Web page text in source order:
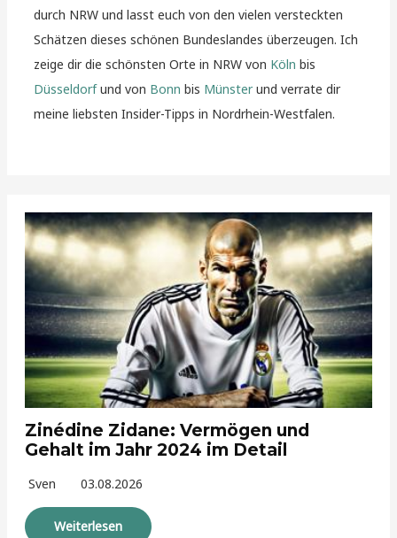
durch NRW und lasst euch von den vielen versteckten
Schätzen dieses schönen Bundeslandes überzeugen. Ich
zeige dir die schönsten Orte in NRW von Köln bis
Düsseldorfund von Bonn bis Münsterund verrate dir
meine liebsten Insider-Tipps in Nordrhein-Westfalen.
Zinédine Zidane: Vermögen und
Gehalt im Jahr 2024 im Detail
Sven 03.08.2026
Weiterlesen